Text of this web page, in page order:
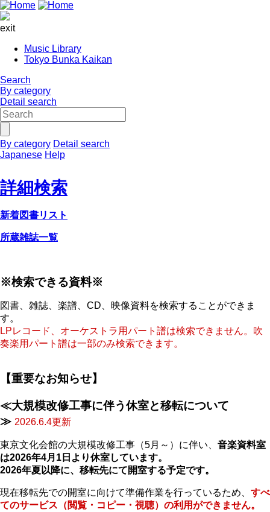
exit
Music Library
Tokyo Bunka Kaikan
Search
By category
Detail search
By category Detail search
Japanese Help
詳細検索
新着図書リスト
所蔵雑誌一覧
※検索できる資料※
図書、雑誌、楽譜、CD、映像資料を検索することができま
す。
LPレコード、オーケストラ用パート譜は検索できません。吹
奏楽用パート譜は一部のみ検索できます。
【重要なお知らせ】
≪大規模改修工事に伴う休室と移転について
≫ 2026.6.4更新
東京文化会館の大規模改修工事（5月～）に伴い、 音楽資料室
は2026年4月1日より休室しています。
2026年夏以降に、移転先にて開室する予定です。
現在移転先での開室に向けて準備作業を行っているため、 すべ
てのサービス（閲覧・コピー・視聴）の利用ができません。